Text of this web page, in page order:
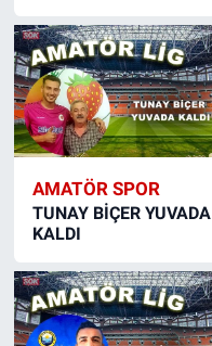
AMATÖR SPOR
TUNAY BİÇER YUVADA
KALDI